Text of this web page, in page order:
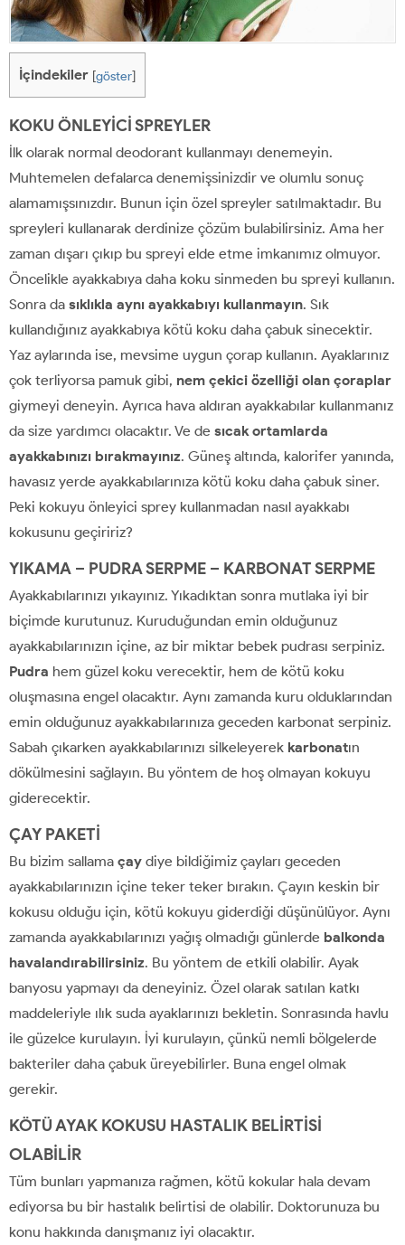
İçindekiler [göster]
KOKU ÖNLEYİCİ SPREYLER
İlk olarak normal deodorant kullanmayı denemeyin.
Muhtemelen defalarca denemişsinizdir ve olumlu sonuç
alamamışsınızdır. Bunun için özel spreyler satılmaktadır. Bu
spreyleri kullanarak derdinize çözüm bulabilirsiniz. Ama her
zaman dışarı çıkıp bu spreyi elde etme imkanımız olmuyor.
Öncelikle ayakkabıya daha koku sinmeden bu spreyi kullanın.
Sonra da sıklıkla aynı ayakkabıyı kullanmayın. Sık
kullandığınız ayakkabıya kötü koku daha çabuk sinecektir.
Yaz aylarında ise, mevsime uygun çorap kullanın. Ayaklarınız
çok terliyorsa pamuk gibi, nem çekici özelliği olan çoraplar
giymeyi deneyin. Ayrıca hava aldıran ayakkabılar kullanmanız
da size yardımcı olacaktır. Ve de sıcak ortamlarda
ayakkabınızı bırakmayınız. Güneş altında, kalorifer yanında,
havasız yerde ayakkabılarınıza kötü koku daha çabuk siner.
Peki kokuyu önleyici sprey kullanmadan nasıl ayakkabı
kokusunu geçiririz?
YIKAMA – PUDRA SERPME – KARBONAT SERPME
Ayakkabılarınızı yıkayınız. Yıkadıktan sonra mutlaka iyi bir
biçimde kurutunuz. Kuruduğundan emin olduğunuz
ayakkabılarınızın içine, az bir miktar bebek pudrası serpiniz.
Pudra hem güzel koku verecektir, hem de kötü koku
oluşmasına engel olacaktır. Aynı zamanda kuru olduklarından
emin olduğunuz ayakkabılarınıza geceden karbonat serpiniz.
Sabah çıkarken ayakkabılarınızı silkeleyerek karbonatın
dökülmesini sağlayın. Bu yöntem de hoş olmayan kokuyu
giderecektir.
ÇAY PAKETİ
Bu bizim sallama çay diye bildiğimiz çayları geceden
ayakkabılarınızın içine teker teker bırakın. Çayın keskin bir
kokusu olduğu için, kötü kokuyu giderdiği düşünülüyor. Aynı
zamanda ayakkabılarınızı yağış olmadığı günlerde balkonda
havalandırabilirsiniz. Bu yöntem de etkili olabilir. Ayak
banyosu yapmayı da deneyiniz. Özel olarak satılan katkı
maddeleriyle ılık suda ayaklarınızı bekletin. Sonrasında havlu
ile güzelce kurulayın. İyi kurulayın, çünkü nemli bölgelerde
bakteriler daha çabuk üreyebilirler. Buna engel olmak
gerekir.
KÖTÜ AYAK KOKUSU HASTALIK BELİRTİSİ
OLABİLİR
Tüm bunları yapmanıza rağmen, kötü kokular hala devam
ediyorsa bu bir hastalık belirtisi de olabilir. Doktorunuza bu
konu hakkında danışmanız iyi olacaktır.